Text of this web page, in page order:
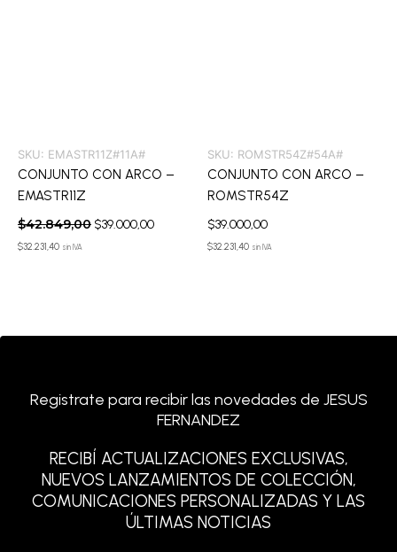
SKU: EMASTR11Z#11A#
CONJUNTO CON ARCO –
EMASTR11Z
$42.849,00 $39.000,00
$32.231,40 sin IVA
SKU: ROMSTR54Z#54A#
CONJUNTO CON ARCO –
ROMSTR54Z
$39.000,00
$32.231,40 sin IVA
Registrate para recibir las novedades de JESUS
FERNANDEZ
RECIBÍ ACTUALIZACIONES EXCLUSIVAS,
NUEVOS LANZAMIENTOS DE COLECCIÓN,
COMUNICACIONES PERSONALIZADAS Y LAS
ÚLTIMAS NOTICIAS